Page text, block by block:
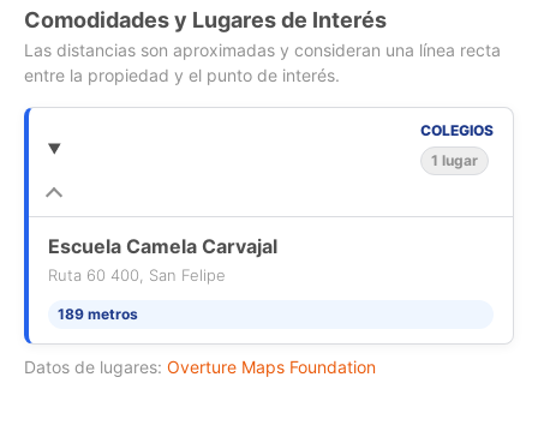
incomparable. Contáctame para más información o coordinar
una visita.
en un área próspera y en constante desarrollo.
Por tan solo CLP 130,000,000, haga suyo este refugio de
tranquilidad y confort inolvidable. Contáctenos para más
detalles y descubra cómo esta parcela puede transformarse
en su próximo hogar ideal!
Comodidades y Lugares de Interés
Las distancias son aproximadas y consideran una línea recta
entre la propiedad y el punto de interés.
COLEGIOS
1 lugar
Escuela Camela Carvajal
Ruta 60 400, San Felipe
189 metros
Datos de lugares: Overture Maps Foundation